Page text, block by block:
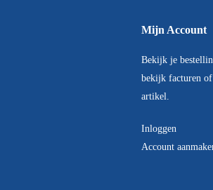
Mijn Account
Bekijk je
punten, bekijk
retourneer een
Inloggen
Account